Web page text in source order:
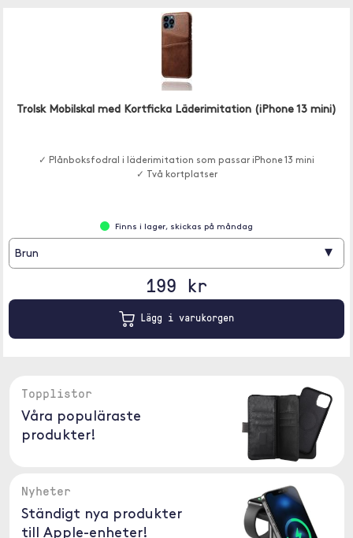
Trolsk Mobilskal med Kortficka Läderimitation (iPhone 13 mini)
✓ Plånboksfodral i läderimitation som passar iPhone 13 mini
✓ Två kortplatser
Finns i lager, skickas på måndag
Brun ▾
199 kr
Lägg i varukorgen
Topplistor
Våra populäraste
produkter!
Nyheter
Ständigt nya produkter
till Apple-enheter!